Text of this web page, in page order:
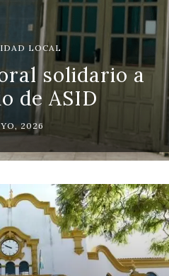
LOCAL
solidario a
de ASID
2026